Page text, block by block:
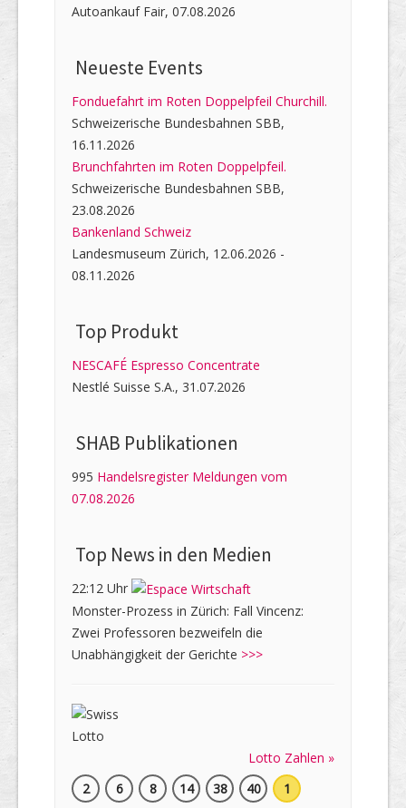
Autoankauf Fair, 07.08.2026
Neueste Events
Fonduefahrt im Roten Doppelpfeil Churchill.
Schweizerische Bundesbahnen SBB,
16.11.2026
Brunchfahrten im Roten Doppelpfeil.
Schweizerische Bundesbahnen SBB,
23.08.2026
Bankenland Schweiz
Landesmuseum Zürich, 12.06.2026 -
08.11.2026
Top Produkt
NESCAFÉ Espresso Concentrate
Nestlé Suisse S.A., 31.07.2026
SHAB Publi­kati­onen
995 Handelsregister Meldungen vom
07.08.2026
Top News in den Medien
22:12 Uhr
Monster-Prozess in Zürich: Fall Vincenz:
Zwei Professoren bezweifeln die
Unabhängigkeit der Gerichte >>>
Lotto Zahlen »
2
6 8 14 38 40 1